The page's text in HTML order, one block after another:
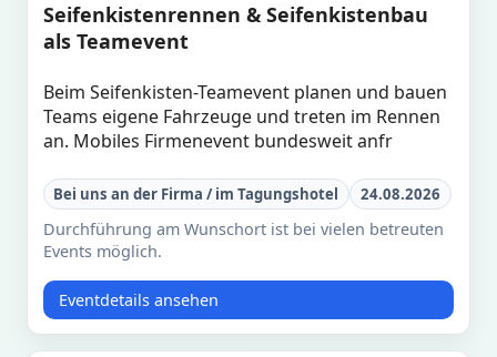
Seifenkistenrennen & Seifenkistenbau
als Teamevent
Beim Seifenkisten-Teamevent planen und bauen
Teams eigene Fahrzeuge und treten im Rennen
an. Mobiles Firmenevent bundesweit anfr
Bei uns an der Firma / im Tagungshotel 24.08.2026
Durchführung am Wunschort ist bei vielen betreuten
Events möglich.
Eventdetails ansehen